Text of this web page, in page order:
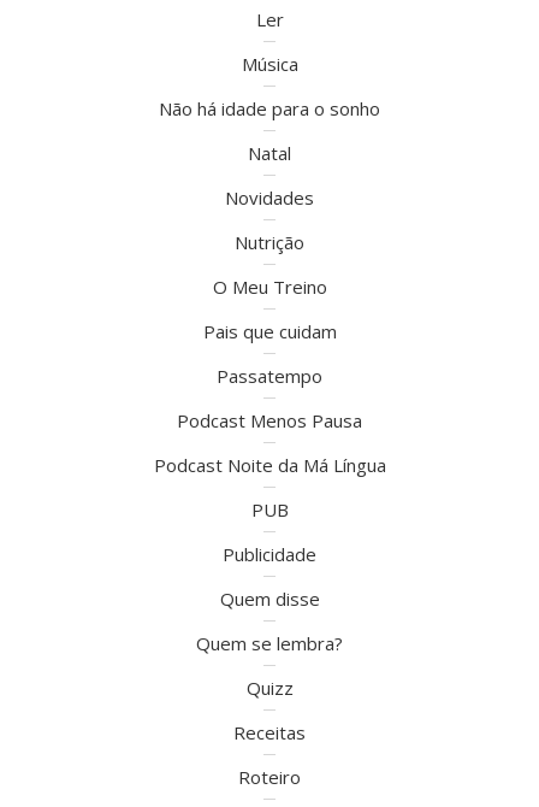
Ler
Música
Não há idade para o sonho
Natal
Novidades
Nutrição
O Meu Treino
Pais que cuidam
Passatempo
Podcast Menos Pausa
Podcast Noite da Má Língua
PUB
Publicidade
Quem disse
Quem se lembra?
Quizz
Receitas
Roteiro